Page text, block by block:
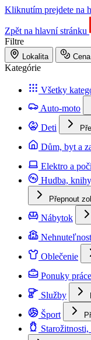
Kliknutím prejdete na
Zpět na hlavní stránku
Filtre
Lokalita Cena
Kategórie
Všetky
Auto-moto
Deti
Dům, byt a
Elektro a
Hudba,
Přepnout
Nábytok
Oblečenie
Ponuky práce
Služby
Šport